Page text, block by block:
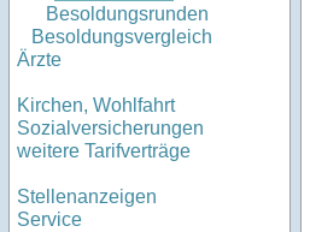
Besoldungsrunden
Besoldungsvergleich
Ärzte
Kirchen, Wohlfahrt
Sozialversicherungen
weitere Tarifverträge
Stellenanzeigen
Service